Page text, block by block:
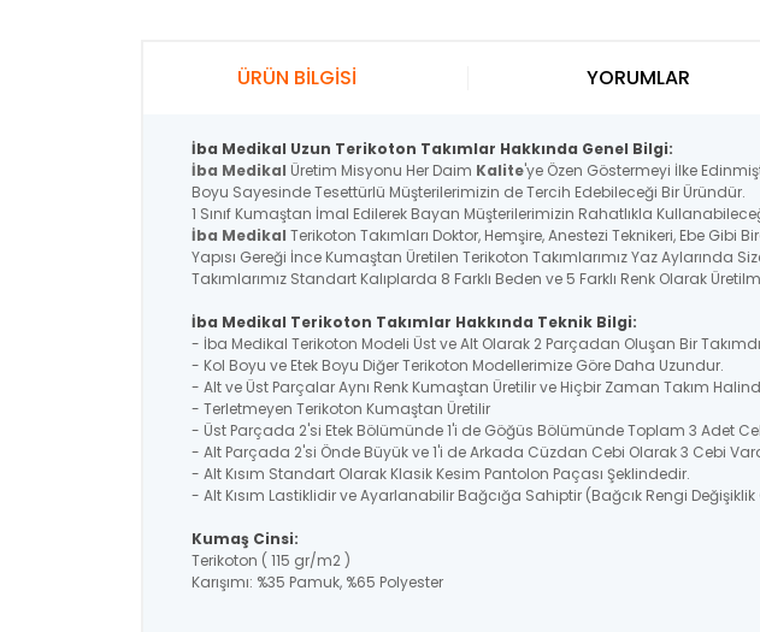
ÜRÜN BİLGİSİ
İba Medikal Uzun Terikoton Takımlar Hakkında Genel Bilgi:
İba Medikal Üretim Misyonu Her Daim Kalite'ye Özen Göstermeyi İlke
Boyu Sayesinde Tesettürlü Müşterilerimizin de Tercih Edebileceği Bir Üründür.
1 Sınıf Kumaştan İmal Edilerek Bayan Müşterilerimizin Rahatlıkla
İba Medikal Terikoton Takımları Doktor, Hemşire, Anestezi Teknikeri, Ebe Gibi
Yapısı Gereği İnce Kumaştan Üretilen Terikoton Takımlarımız Yaz Aylarında
Takımlarımız Standart Kalıplarda 8 Farklı Beden ve 5 Farklı Renk Olarak
İba Medikal Terikoton Takımlar Hakkında Teknik Bilgi:
- İba Medikal Terikoton Modeli Üst ve Alt Olarak 2 Parçadan Oluşan Bir
- Kol Boyu ve Etek Boyu Diğer Terikoton Modellerimize Göre Daha Uzundur.
- Alt ve Üst Parçalar Aynı Renk Kumaştan Üretilir ve Hiçbir Zaman Takım
- Terletmeyen Terikoton Kumaştan Üretilir
- Üst Parçada 2'si Etek Bölümünde 1'i de Göğüs Bölümünde Toplam 3 Adet
- Alt Parçada 2'si Önde Büyük ve 1'i de Arkada Cüzdan Cebi Olarak 3 Cebi
- Alt Kısım Standart Olarak Klasik Kesim Pantolon Paçası Şeklindedir.
- Alt Kısım Lastiklidir ve Ayarlanabilir Bağcığa Sahiptir (Bağcık Rengi
Kumaş Cinsi:
Terikoton ( 115 gr/m2 )
Karışımı: %35 Pamuk, %65 Polyester
YORUMLAR